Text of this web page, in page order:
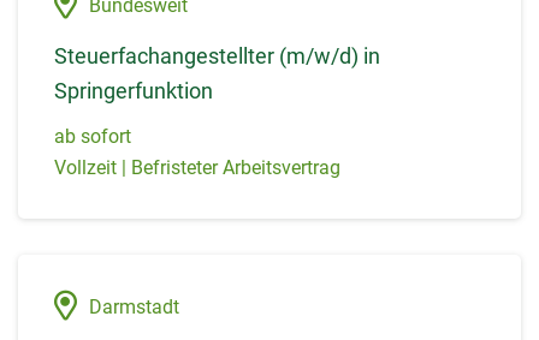
Steuerfachangestellter (m/w/d) in
Springerfunktion
ab sofort
Vollzeit | Befristeter Arbeitsvertrag
Darmstadt